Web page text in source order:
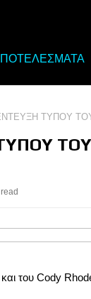
ΤΥΠΟΥ
ΤΟΥ
του Cody